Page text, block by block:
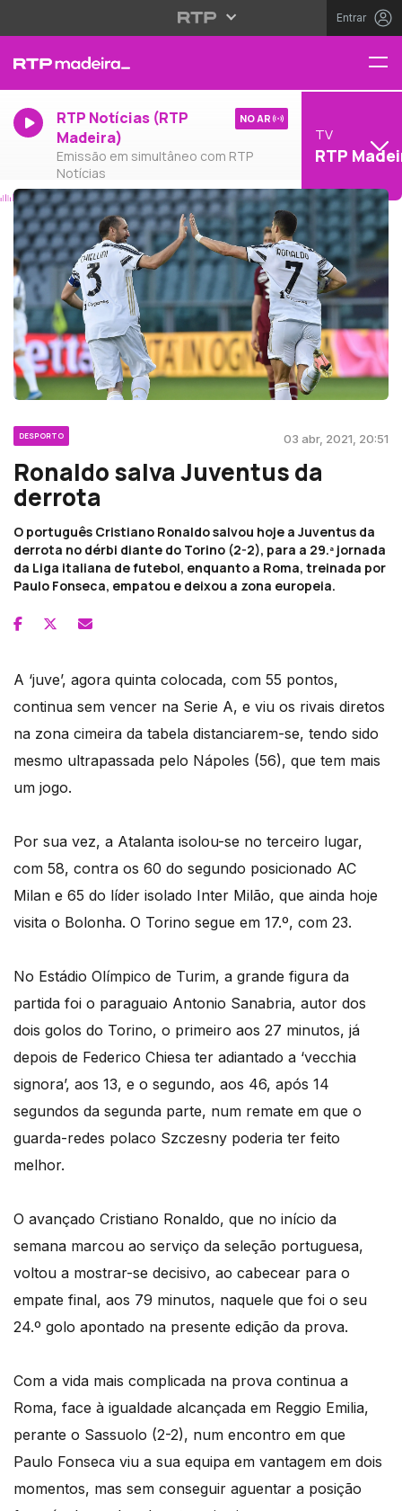
Entrar
RTP Notícias (RTP
Madeira)
Emissão em simultâneo com RTP
Notícias
NO AR
TV
RTP
DESPORTO 03 abr, 2021, 20:51
Ronaldo salva Juventus da
derrota
O português Cristiano Ronaldo salvou hoje a Juventus da
derrota no dérbi diante do Torino (2-2), para a 29.ª jornada
da Liga italiana de futebol, enquanto a Roma, treinada por
Paulo Fonseca, empatou e deixou a zona europeia.
A ‘juve’, agora quinta colocada, com 55 pontos,
continua sem vencer na Serie A, e viu os rivais diretos
na zona cimeira da tabela distanciarem-se, tendo sido
mesmo ultrapassada pelo Nápoles (56), que tem mais
um jogo.
Por sua vez, a Atalanta isolou-se no terceiro lugar,
com 58, contra os 60 do segundo posicionado AC
Milan e 65 do líder isolado Inter Milão, que ainda hoje
visita o Bolonha. O Torino segue em 17.º, com 23.
No Estádio Olímpico de Turim, a grande figura da
partida foi o paraguaio Antonio Sanabria, autor dos
dois golos do Torino, o primeiro aos 27 minutos, já
depois de Federico Chiesa ter adiantado a ‘vecchia
signora’, aos 13, e o segundo, aos 46, após 14
segundos da segunda parte, num remate em que o
guarda-redes polaco Szczesny poderia ter feito
melhor.
O avançado Cristiano Ronaldo, que no início da
semana marcou ao serviço da seleção portuguesa,
voltou a mostrar-se decisivo, ao cabecear para o
empate final, aos 79 minutos, naquele que foi o seu
24.º golo apontado na presente edição da prova.
Com a vida mais complicada na prova continua a
Roma, face à igualdade alcançada em Reggio Emilia,
perante o Sassuolo (2-2), num encontro em que
Paulo Fonseca viu a sua equipa em vantagem em dois
momentos, mas sem conseguir aguentar a posição